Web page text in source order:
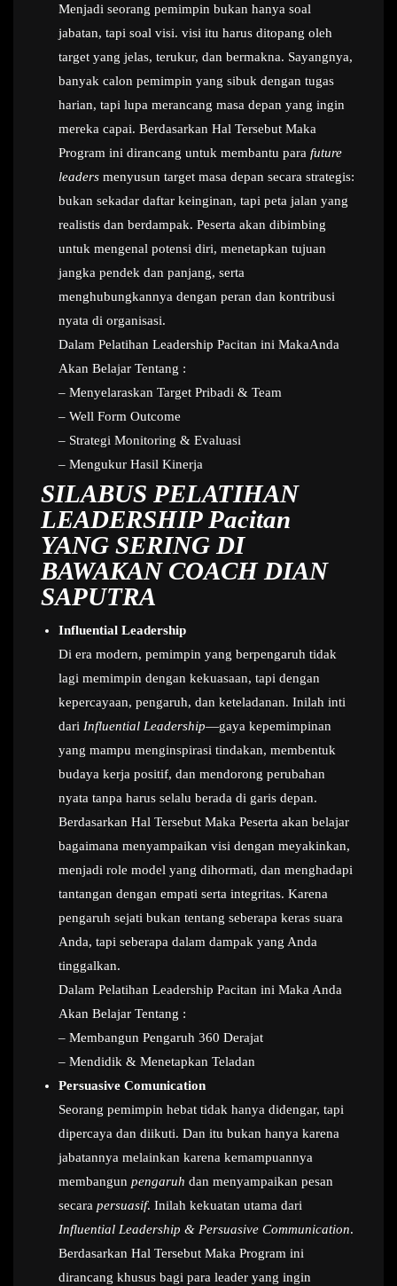
Menjadi seorang pemimpin bukan hanya soal
jabatan, tapi soal visi. visi itu harus ditopang oleh
target yang jelas, terukur, dan bermakna. Sayangnya,
banyak calon pemimpin yang sibuk dengan tugas
harian, tapi lupa merancang masa depan yang ingin
mereka capai. Berdasarkan Hal Tersebut Maka
Program ini dirancang untuk membantu para future
leaders menyusun target masa depan secara strategis:
bukan sekadar daftar keinginan, tapi peta jalan yang
realistis dan berdampak. Peserta akan dibimbing
untuk mengenal potensi diri, menetapkan tujuan
jangka pendek dan panjang, serta
menghubungkannya dengan peran dan kontribusi
nyata di organisasi.
Dalam Pelatihan Leadership Pacitan ini MakaAnda
Akan Belajar Tentang :
– Menyelaraskan Target Pribadi & Team
– Well Form Outcome
– Strategi Monitoring & Evaluasi
– Mengukur Hasil Kinerja
SILABUS PELATIHAN
LEADERSHIP Pacitan
YANG SERING DI
BAWAKAN COACH DIAN
SAPUTRA
Influential Leadership
Di era modern, pemimpin yang berpengaruh tidak
lagi memimpin dengan kekuasaan, tapi dengan
kepercayaan, pengaruh, dan keteladanan. Inilah inti
dari Influential Leadership—gaya kepemimpinan
yang mampu menginspirasi tindakan, membentuk
budaya kerja positif, dan mendorong perubahan
nyata tanpa harus selalu berada di garis depan.
Berdasarkan Hal Tersebut Maka Peserta akan belajar
bagaimana menyampaikan visi dengan meyakinkan,
menjadi role model yang dihormati, dan menghadapi
tantangan dengan empati serta integritas. Karena
pengaruh sejati bukan tentang seberapa keras suara
Anda, tapi seberapa dalam dampak yang Anda
tinggalkan.
Dalam Pelatihan Leadership Pacitan ini Maka Anda
Akan Belajar Tentang :
– Membangun Pengaruh 360 Derajat
– Mendidik & Menetapkan Teladan
Persuasive Comunication
Seorang pemimpin hebat tidak hanya didengar, tapi
dipercaya dan diikuti. Dan itu bukan hanya karena
jabatannya melainkan karena kemampuannya
membangun pengaruh dan menyampaikan pesan
secara persuasif. Inilah kekuatan utama dari
Influential Leadership & Persuasive Communication.
Berdasarkan Hal Tersebut Maka Program ini
dirancang khusus bagi para leader yang ingin